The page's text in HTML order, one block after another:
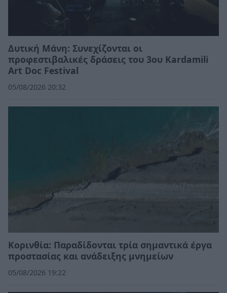
Δυτική Μάνη: Συνεχίζονται οι
προφεστιβαλικές δράσεις του 3ου Kardamili
Art Doc Festival
05/08/2026 20:32
Κορινθία: Παραδίδονται τρία σημαντικά έργα
προστασίας και ανάδειξης μνημείων
05/08/2026 19:22